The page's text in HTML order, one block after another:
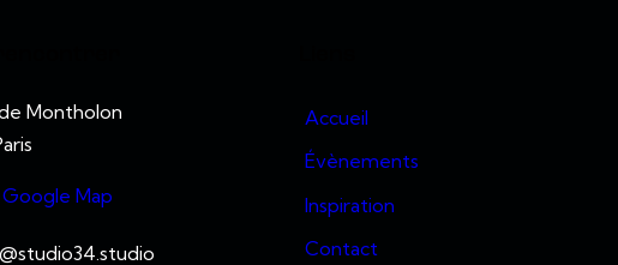
Montholon
Map
Accueil
Évènements
Inspiration
Contact